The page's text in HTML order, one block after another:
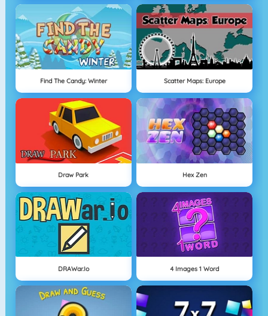
Find The Candy: Winter Scatter Maps: Europe
Draw Park Hex Zen
DRAWar.io 4 Images 1 Word